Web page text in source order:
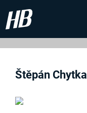
Štěpán Chytka